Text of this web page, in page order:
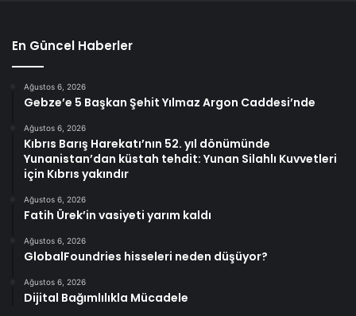
En Güncel Haberler
Ağustos 6, 2026
Gebze’e 5 Başkan Şehit Yılmaz Argon Caddesi’nde
Ağustos 6, 2026
Kıbrıs Barış Harekatı’nın 52. yıl dönümünde
Yunanistan’dan küstah tehdit: Yunan Silahlı Kuvvetleri
için Kıbrıs yakındır
Ağustos 6, 2026
Fatih Ürek’in vasiyeti yarım kaldı
Ağustos 6, 2026
GlobalFoundries hisseleri neden düşüyor?
Ağustos 6, 2026
Dijital Bağımlılıkla Mücadele